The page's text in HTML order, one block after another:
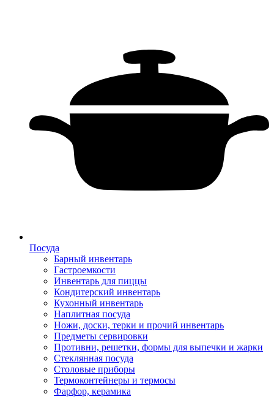
Посуда
Барный инвентарь
Гастроемкости
Инвентарь для пиццы
Кондитерский инвентарь
Кухонный инвентарь
Наплитная посуда
Ножи, доски, терки и прочий инвентарь
Предметы сервировки
Противни, решетки, формы для выпечки и жарки
Стеклянная посуда
Столовые приборы
Термоконтейнеры и термосы
Фарфор, керамика